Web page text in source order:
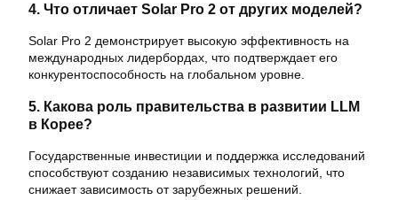
4. Что отличает Solar Pro 2 от других моделей?
Solar Pro 2 демонстрирует высокую эффективность на
международных лидербордах, что подтверждает его
конкурентоспособность на глобальном уровне.
5. Какова роль правительства в развитии LLM
в Корее?
Государственные инвестиции и поддержка исследований
способствуют созданию независимых технологий, что
снижает зависимость от зарубежных решений.